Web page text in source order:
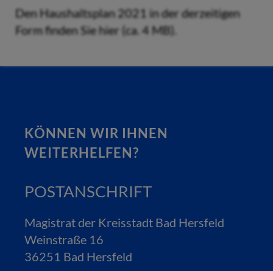
Den Haushaltsplan 2021 in der derzeitigen
Form finden Sie hier (ca. 4 MB).
KÖNNEN WIR IHNEN
WEITERHELFEN?
POSTANSCHRIFT
Magistrat der Kreisstadt Bad Hersfeld
Weinstraße 16
36251 Bad Hersfeld